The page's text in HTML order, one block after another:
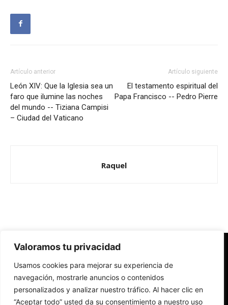
Valoramos tu privacidad
Usamos cookies para mejorar su experiencia de
navegación, mostrarle anuncios o contenidos
personalizados y analizar nuestro tráfico. Al hacer clic en
“Aceptar todo” usted da su consentimiento a nuestro uso
Artículo anterior
León XIV: Que la Iglesia sea un
faro que ilumine las noches
del mundo -- Tiziana Campisi
– Ciudad del Vaticano
Artículo siguiente
El testamento espiritual del
Papa Francisco -- Pedro Pierre
Raquel
Redes Cristianas
Una mirada alternativa sobre la Iglesia católica y la sociedad
- Colectivos de Redes Cristianas